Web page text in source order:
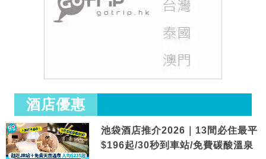
酒店優惠
池袋酒店推介2026｜13間必住最平
$196起/30秒到車站/免費碳酸溫泉